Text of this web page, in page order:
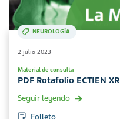
NEUROLOGÍA
2 julio 2023
Material de consulta
PDF Rotafolio ECTIEN XR
Seguir leyendo
Folleto